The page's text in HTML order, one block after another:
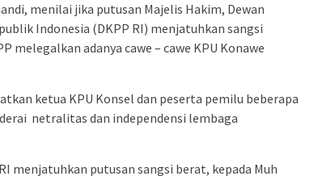
menilai jika putusan Majelis Hakim, Dewan
Indonesia (DKPP RI) menjatuhkan sangsi
melegalkan adanya cawe – cawe KPU Konawe
ketua KPU Konsel dan peserta pemilu beberapa
netralitas dan independensi lembaga
menjatuhkan putusan sangsi berat, kepada Muh